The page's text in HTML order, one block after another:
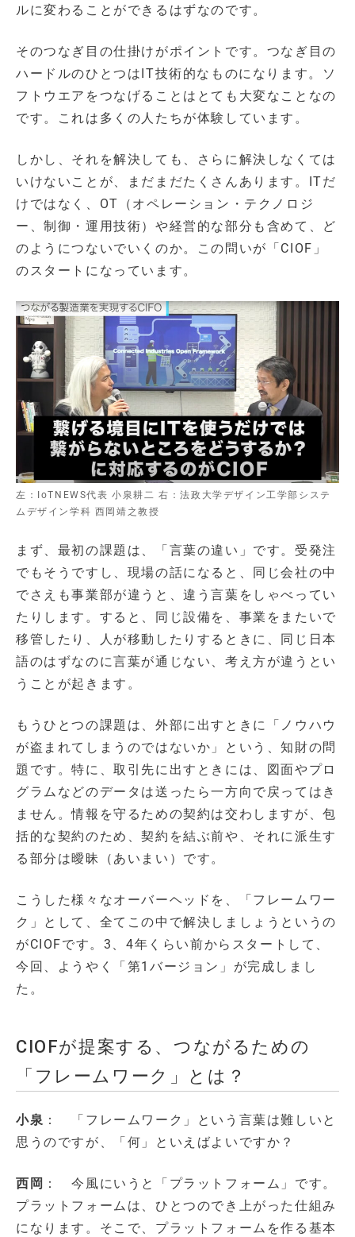
ルに変わることができるはずなのです。
そのつなぎ目の仕掛けがポイントです。つなぎ目の
ハードルのひとつはIT技術的なものになります。ソ
フトウエアをつなげることはとても大変なことなの
です。これは多くの人たちが体験しています。
しかし、それを解決しても、さらに解決しなくては
いけないことが、まだまだたくさんあります。ITだ
けではなく、OT（オペレーション・テクノロジ
ー、制御・運用技術）や経営的な部分も含めて、ど
のようにつないでいくのか。この問いが「CIOF」
のスタートになっています。
左：IoTNEWS代表 小泉耕二 右：法政大学デザイン工学部システ
ムデザイン学科 西岡靖之教授
まず、最初の課題は、「言葉の違い」です。受発注
でもそうですし、現場の話になると、同じ会社の中
でさえも事業部が違うと、違う言葉をしゃべってい
たりします。すると、同じ設備を、事業をまたいで
移管したり、人が移動したりするときに、同じ日本
語のはずなのに言葉が通じない、考え方が違うとい
うことが起きます。
もうひとつの課題は、外部に出すときに「ノウハウ
が盗まれてしまうのではないか」という、知財の問
題です。特に、取引先に出すときには、図面やプロ
グラムなどのデータは送ったら一方向で戻ってはき
ません。情報を守るための契約は交わしますが、包
括的な契約のため、契約を結ぶ前や、それに派生す
る部分は曖昧（あいまい）です。
こうした様々なオーバーヘッドを、「フレームワー
ク」として、全てこの中で解決しましょうというの
がCIOFです。3、4年くらい前からスタートして、
今回、ようやく「第1バージョン」が完成しまし
た。
CIOFが提案する、つながるための
「フレームワーク」とは？
小泉 ： 「フレームワーク」という言葉は難しいと
思うのですが、「何」といえばよいですか？
西岡 ： 今風にいうと「プラットフォーム」です。
プラットフォームは、ひとつのでき上がった仕組み
になります。そこで、プラットフォームを作る基本